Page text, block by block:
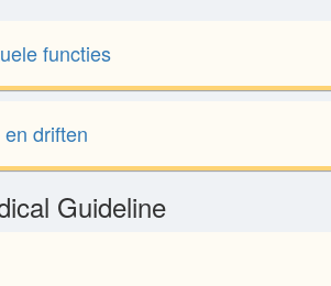
functies
driften
Guideline